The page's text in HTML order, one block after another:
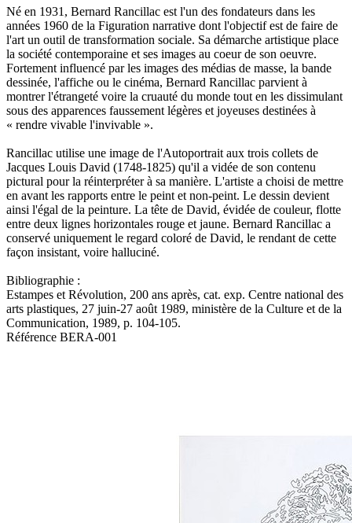
Né en 1931, Bernard Rancillac est l'un des fondateurs dans les
années 1960 de la Figuration narrative dont l'objectif est de faire de
l'art un outil de transformation sociale. Sa démarche artistique place
la société contemporaine et ses images au coeur de son oeuvre.
Fortement influencé par les images des médias de masse, la bande
dessinée, l'affiche ou le cinéma, Bernard Rancillac parvient à
montrer l'étrangeté voire la cruauté du monde tout en les dissimulant
sous des apparences faussement légères et joyeuses destinées à
« rendre vivable l'invivable ».
Rancillac utilise une image de l'Autoportrait aux trois collets de
Jacques Louis David (1748-1825) qu'il a vidée de son contenu
pictural pour la réinterpréter à sa manière. L'artiste a choisi de mettre
en avant les rapports entre le peint et non-peint. Le dessin devient
ainsi l'égal de la peinture. La tête de David, évidée de couleur, flotte
entre deux lignes horizontales rouge et jaune. Bernard Rancillac a
conservé uniquement le regard coloré de David, le rendant de cette
façon insistant, voire halluciné.
Bibliographie :
Estampes et Révolution, 200 ans après, cat. exp. Centre national des
arts plastiques, 27 juin-27 août 1989, ministère de la Culture et de la
Communication, 1989, p. 104-105.
Référence BERA-001